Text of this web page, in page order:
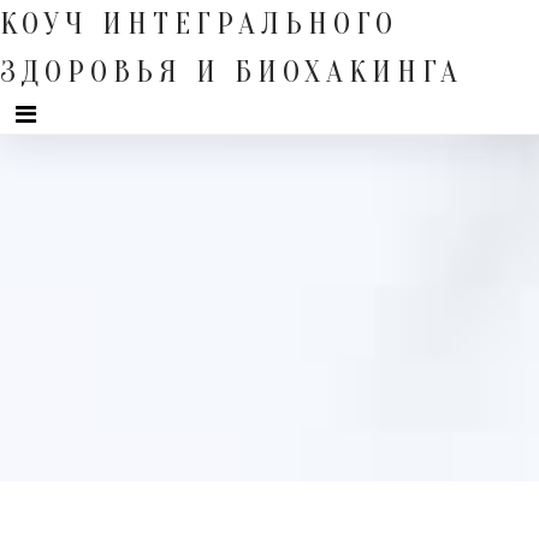
Skip
to
КОУЧ ИНТЕГРАЛЬНОГО
ЗДОРОВЬЯ И БИОХАКИНГА